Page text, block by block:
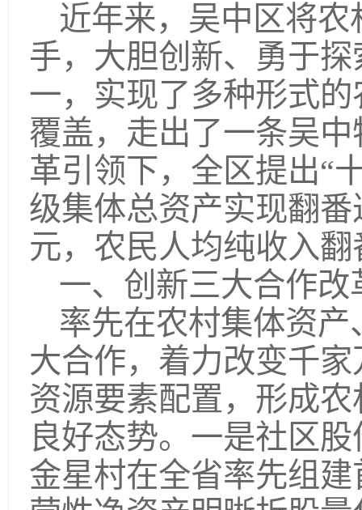
近年来，吴中区将
手，大胆创新、勇于
一，实现了多种形式
覆盖，走出了一条吴
革引领下，全区提出“
级集体总资产实现翻
元，农民人均纯收入
一、创新三大合作
率先在农村集体资
大合作，着力改变千
资源要素配置，形成
良好态势。一是社区
金星村在全省率先组